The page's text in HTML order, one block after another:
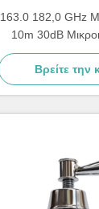
163.0 182,0 GHz
10m 30dB
ισχύος
Βρείτε την